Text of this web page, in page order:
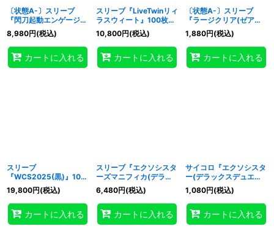
〔状態A-〕スリーブ
『閃刀起動エンゲージ
(韓国版/閃刀姫ロゼ)』
100枚入り【-】{-}《ス
リーブ》
8,980円(税込)
カートに入れる
スリーブ『LiveTwinリィ
ラスウィート』100枚入
り【-】{-}《スリーブ》
10,800円(税込)
カートに入れる
〔状態A-〕スリーブ
『ラージクリア(ゼアル
ロゴ)』50枚入り【-】
{-}《スリーブ》
1,880円(税込)
カートに入れる
スリーブ
『WCS2025(黒)』100
枚入り【-】{-}《スリー
ブ》
19,800円(税込)
カートに入れる
スリーブ『エクソシスタ
ーズマニフィカ(デラッ
クスデュエルセット)』
100枚入り【-】{-}《ス
リーブ》
6,480円(税込)
カートに入れる
サイコロ『エクソシスタ
ー(デラックスデュエル
セット)』【-】{-}《そ
の他》
1,080円(税込)
カートに入れる